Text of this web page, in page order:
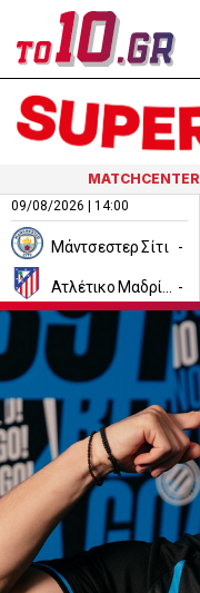
MATCHCENTER
09/08/2026 | 14:00
Μάντσεστερ Σίτι -
-